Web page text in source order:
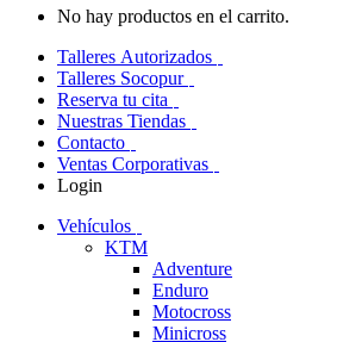
No hay productos en el carrito.
Talleres Autorizados
Talleres Socopur
Reserva tu cita
Nuestras Tiendas
Contacto
Ventas Corporativas
Login
Vehículos
KTM
Adventure
Enduro
Motocross
Minicross